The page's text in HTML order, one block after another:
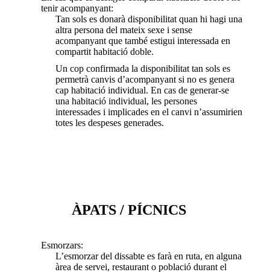
tenir acompanyant:
Tan sols es donarà disponibilitat quan hi hagi una
altra persona del mateix sexe i sense
acompanyant que també estigui interessada en
compartit habitació doble.
Un cop confirmada la disponibilitat tan sols es
permetrà canvis d’acompanyant si no es genera
cap habitació individual. En cas de generar-se
una habitació individual, les persones
interessades i implicades en el canvi n’assumirien
totes les despeses generades.
ÀPATS / PÍCNICS
Esmorzars:
L’esmorzar del dissabte es farà en ruta, en alguna
àrea de servei, restaurant o població durant el